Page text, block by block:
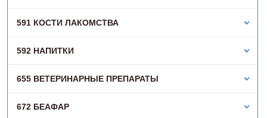
591 КОСТИ ЛАКОМСТВА
592 НАПИТКИ
655 ВЕТЕРИНАРНЫЕ ПРЕПАРАТЫ
672 БЕАФАР